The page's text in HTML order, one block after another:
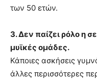
των 50 ετών.
3. Δεν παίζει ρόλο η
μυϊκές ομάδες.
Κάποιες ασκήσεις
άλλες περισσότερες